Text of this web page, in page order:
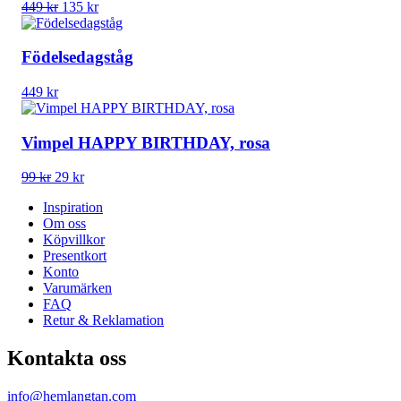
449kr Det
ursprungliga
var:
449 kr.
135 krDet
nuvarande
är:
135 kr.
Födelsedagståg
449 kr
Vimpel HAPPY BIRTHDAY, rosa
99kr Det
priset
var:
99 kr.
29 krDet
priset
är:
29 kr.
Inspiration
Om oss
Köpvillkor
Presentkort
Konto
Varumärken
FAQ
Retur & Reklamation
Kontakta oss
info@hemlangtan.com